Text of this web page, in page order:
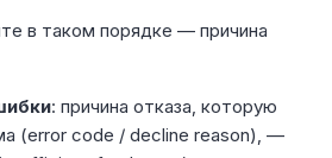
в таком порядке — причина
: причина отказа, которую
(error code / decline reason), —